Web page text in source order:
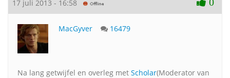
17 juli 2013 - 16:58 0
MacGyver 16479
Na lang getwijfel en overleg met Scholar(Moderator van